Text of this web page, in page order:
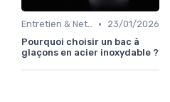
Entretien & Nettoyage •
23/01/2026
Pourquoi choisir un bac à
glaçons en acier inoxydable ?